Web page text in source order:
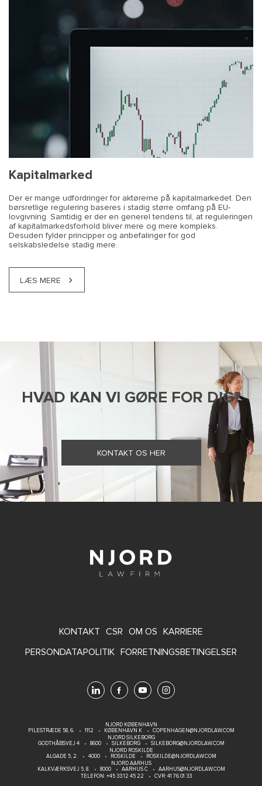
Kapitalmarked
Der er mange udfordringer for aktørerne på kapitalmarkedet. Den
børsretlige regulering baseres i stadig større omfang på EU-
lovgivning. Samtidig er der en generel tendens til, at reguleringen
af kapitalmarkedsforhold bliver mere og mere kompleks.
Desuden fylder principper og anbefalinger for god
selskabsledelse stadig mere.
LÆS MERE
HVAD KAN VI GØRE FOR DIG?
KONTAKT OS HER
FOOTER
MENU
KONTAKT CSR OM OS KARRIERE
PERSONDATAPOLITIK FORRETNINGSBETINGELSER
NJORD KØBENHAVN
PILESTRÆDE 58, 6.
1112 KØBENHAVN K
COPENHAGEN@NJORDLAW.COM
NJORD SILKEBORG
GODTHÅBSVEJ 4
8600 SILKEBORG
SILKEBORG@NJORDLAW.COM
NJORD ROSKILDE
ALGADE 5, 2.
4000 ROSKILDE
ROSKILDE@NJORDLAW.COM
NJORD AARHUS
KALKVÆRKSVEJ 5, 8.
8000 AARHUS C
AARHUS@NJORDLAW.COM
TELEFON:+45 33 12 45 22 CVR: 41 76 01 33